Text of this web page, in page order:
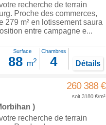
recherche de terrain
Proche des commerces,
279 m² en lotissement saura
entre campagne e...
Surface
88 m2
Chambres
4 Détails
260 388 €
soit 3180 €/m²
)
recherche de terrain